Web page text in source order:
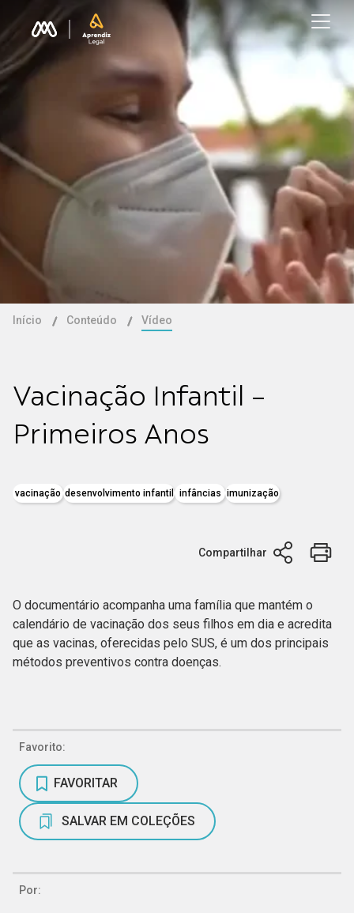
Início Conteúdo Vídeo
Vacinação Infantil -
Primeiros Anos
vacinação desenvolvimento infantil infâncias imunização
Compartilhar
O documentário acompanha uma família que mantém o
calendário de vacinação dos seus filhos em dia e acredita
que as vacinas, oferecidas pelo SUS, é um dos principais
métodos preventivos contra doenças.
Favorito:
FAVORITAR
SALVAR EM COLEÇÕES
Por: